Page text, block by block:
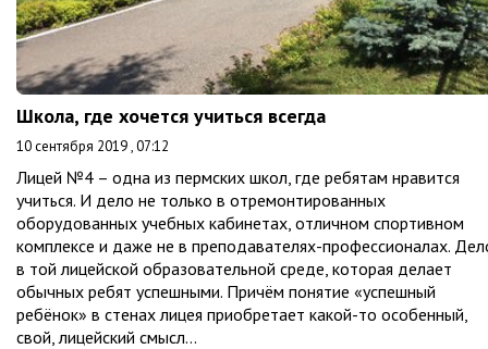
Школа, где хочется учиться всегда
10 сентября 2019 , 07:12
Лицей №4 – одна из пермских школ, где ребятам нравится
учиться. И дело не только в отремонтированных
оборудованных учебных кабинетах, отличном спортивном
комплексе и даже не в преподавателях-профессионалах.
в той лицейской образовательной среде, которая делает
обычных ребят успешными. Причём понятие «успешный
ребёнок» в стенах лицея приобретает какой-то особенный,
свой, лицейский смысл…